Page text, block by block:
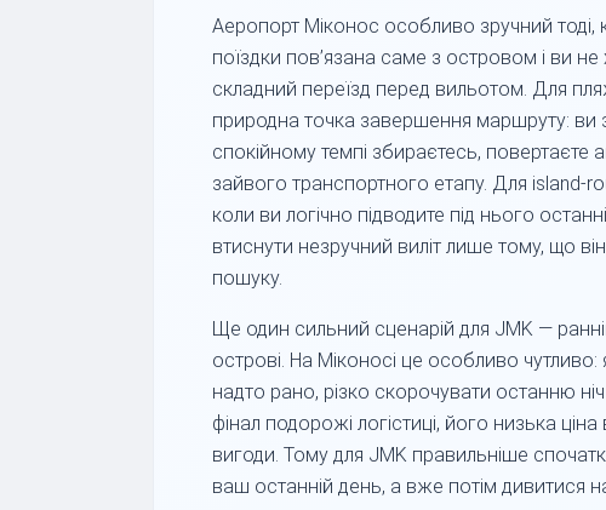
Аеропорт Міконос особливо зручний тоді,
поїздки пов’язана саме з островом і ви
складний переїзд перед вильотом. Для
природна точка завершення маршруту: ви
спокійному темпі збираєтесь, повертаєте
зайвого транспортного етапу. Для island-
коли ви логічно підводите під нього
втиснути незручний виліт лише тому, що
пошуку.
Ще один сильний сценарій для JMK —
острові. На Міконосі це особливо
надто рано, різко скорочувати останню
фінал подорожі логістиці, його низька
вигоди. Тому для JMK правильніше
ваш останній день, а вже потім дивитися